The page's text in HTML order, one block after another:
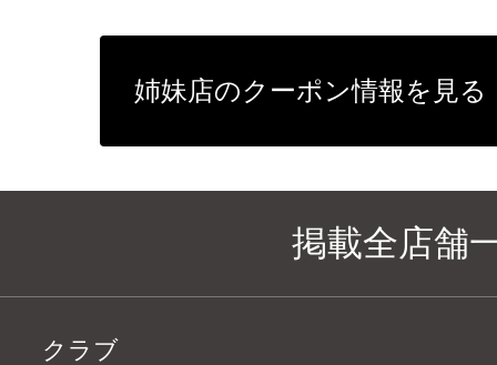
姉妹店のクーポン情報を見る
掲載全店舗
クラブ